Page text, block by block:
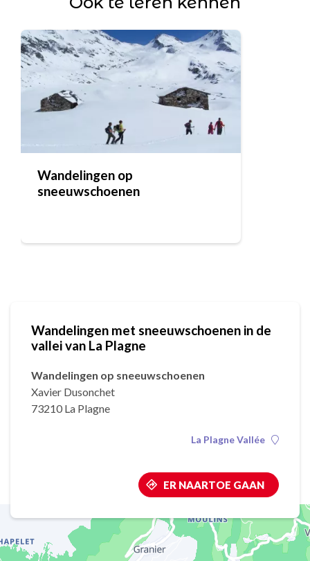
Wandelingen op
sneeuwschoenen
Wandelingen met sneeuwschoenen in de
vallei van La Plagne
Wandelingen op sneeuwschoenen
Xavier Dusonchet
73210 La Plagne
La Plagne Vallée
ER NAARTOE GAAN